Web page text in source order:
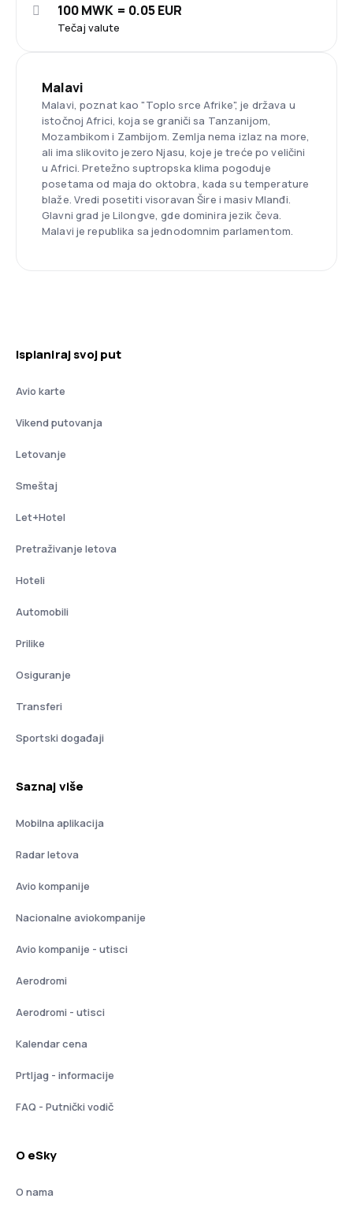
Tečaj valute
100 MWK = 0.05 EUR
Malavi
Malavi, poznat kao "Toplo srce Afrike", je država u
istočnoj Africi, koja se graniči sa Tanzanijom,
Mozambikom i Zambijom. Zemlja nema izlaz na more,
ali ima slikovito jezero Njasu, koje je treće po veličini
u Africi. Pretežno suptropska klima pogoduje
posetama od maja do oktobra, kada su temperature
blaže. Vredi posetiti visoravan Šire i masiv Mlanđi.
Glavni grad je Lilongve, gde dominira jezik čeva.
Malavi je republika sa jednodomnim parlamentom.
Isplaniraj svoj put
Avio karte
Vikend putovanja
Letovanje
Smeštaj
Let+Hotel
Pretraživanje letova
Hoteli
Automobili
Prilike
Osiguranje
Transferi
Sportski događaji
Saznaj više
Mobilna aplikacija
Radar letova
Avio kompanije
Nacionalne aviokompanije
Avio kompanije - utisci
Aerodromi
Aerodromi - utisci
Kalendar cena
Prtljag - informacije
FAQ - Putnički vodič
O eSky
O nama